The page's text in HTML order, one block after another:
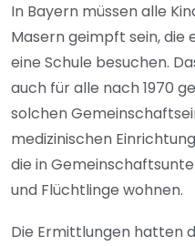
In Bayern müssen alle
Masern geimpft sein,
eine Schule besuchen.
auch für alle nach 1970
solchen
medizinischen
die in
und Flüchtlinge wohnen.
Die Ermittlungen hatten